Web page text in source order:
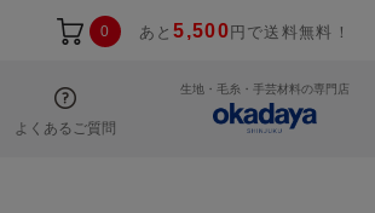
0 あと5,500 円で送料無料！
よくあるご質問
生地・毛糸・手芸材料の専門店